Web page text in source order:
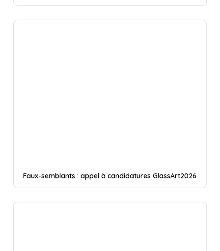
Faux-semblants : appel à candidatures GlassArt2026